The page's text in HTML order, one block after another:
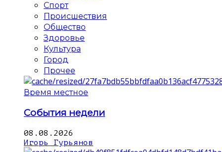
Спорт
Происшествия
Общество
Здоровье
Культура
Город
Прочее
Время местное
События недели
08.08.2026
Игорь Гурьянов